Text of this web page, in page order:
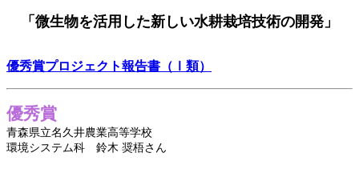
「 微生物を活用した新しい水耕栽培技術の開発」
優秀賞プロジェクト報告書（Ⅰ類）
優秀賞
青森県立名久井農業高等学校
環境システム科 鈴木 奨梧さん